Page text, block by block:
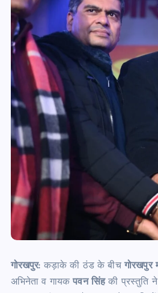
गोरखपुर: कड़ाके की ठंड के बीच गोरखपुर
अभिनेता व गायकपवन सिंहकी प्रस्तुति